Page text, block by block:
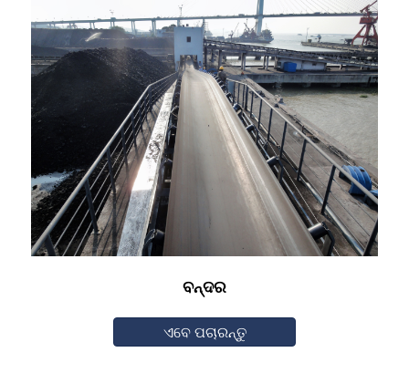
ବନ୍ଦର
ଏବେ ପଚାରନ୍ତୁ